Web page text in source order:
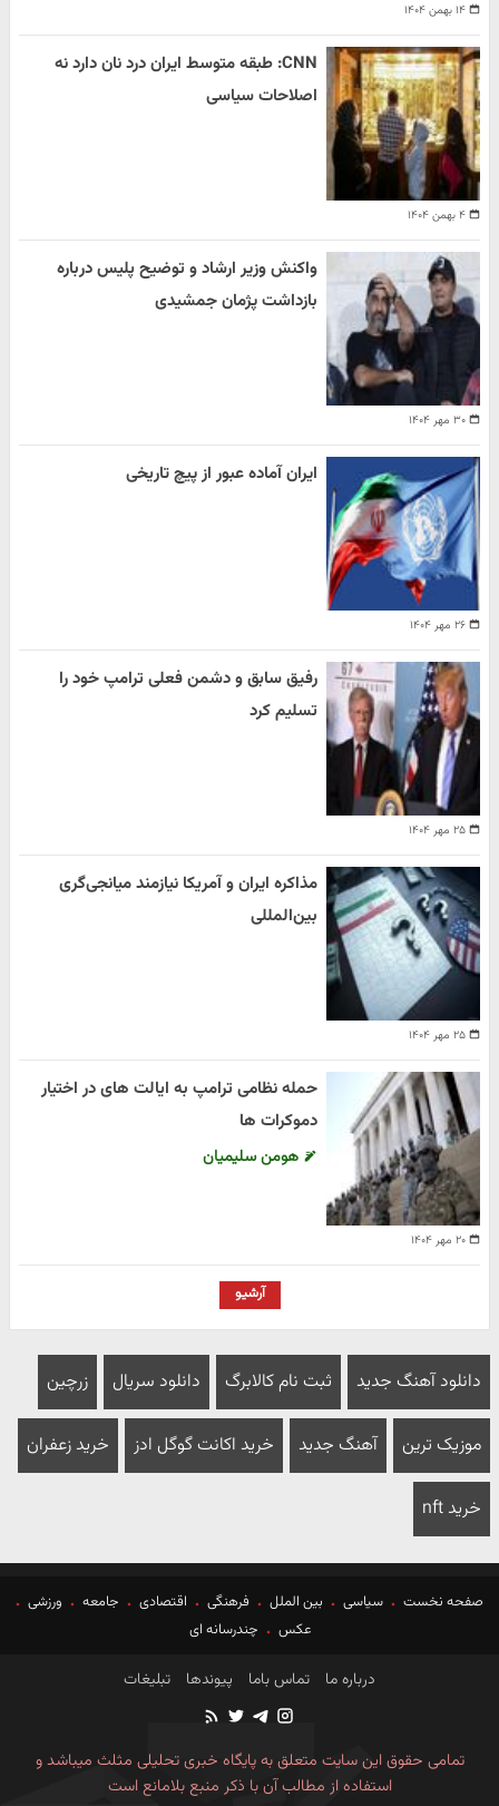
۱۴ بهمن ۱۴۰۴
۴ بهمن ۱۴۰۴
CNN: طبقه متوسط ایران درد نان دارد نه
اصلاحات سیاسی
۳۰ مهر ۱۴۰۴
واکنش وزیر ارشاد و توضیح پلیس درباره
بازداشت پژمان جمشیدی
۲۶ مهر ۱۴۰۴
ایران آماده عبور از پیچ تاریخی
۲۵ مهر ۱۴۰۴
رفیق سابق و دشمن فعلی ترامپ خود را
تسلیم کرد
۲۵ مهر ۱۴۰۴
مذاکره ایران و آمریکا نیازمند میانجی‌گری
بین‌المللی
۲۰ مهر ۱۴۰۴
حمله نظامی ترامپ به ایالت های در اختیار
دموکرات ها
هومن سلیمیان
آرشیو
دانلود آهنگ جدید ثبت نام کالابرگ دانلود سریال زرچین
موزیک ترین آهنگ جدید خرید اکانت گوگل ادز خرید زعفران
خرید nft
صفحه نخست سیاسی بین الملل فرهنگی اقتصادی جامعه
ورزشی
عکس
چندرسانه ای
درباره ما تماس باما پیوندها تبلیغات
تمامی حقوق این سایت متعلق به پایگاه خبری تحلیلی مثلث میباشد و
استفاده از مطالب آن با ذکر منبع بلامانع است